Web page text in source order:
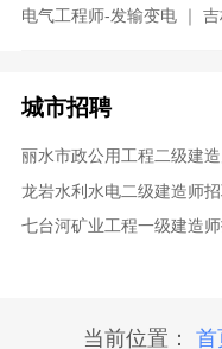
电气工程师-发输变电 ｜
城市招聘
龙岩水利水电二级建造师
七台河矿业工程一级建造
黄冈铁路工程一级建造师
当前位置： 首